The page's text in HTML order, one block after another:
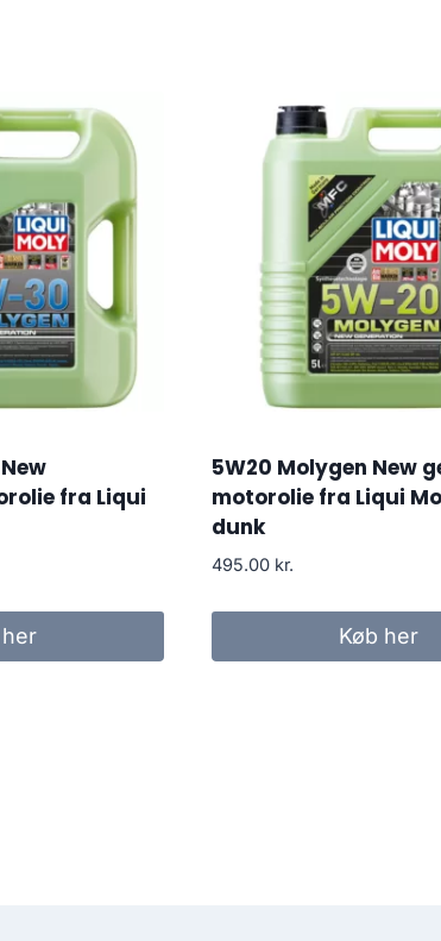
fra Liqui
5W20 Molygen New
motorolie fra Liqui
dunk
495.00 kr.
Køb her